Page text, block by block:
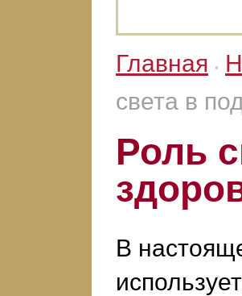
Главная •
света в
Роль
В